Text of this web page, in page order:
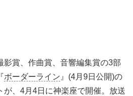
影賞、作曲賞、音響編集賞の3部
ボーダーライン 』(4月9日公開)の
が、4月4日に神楽座で開催。放送